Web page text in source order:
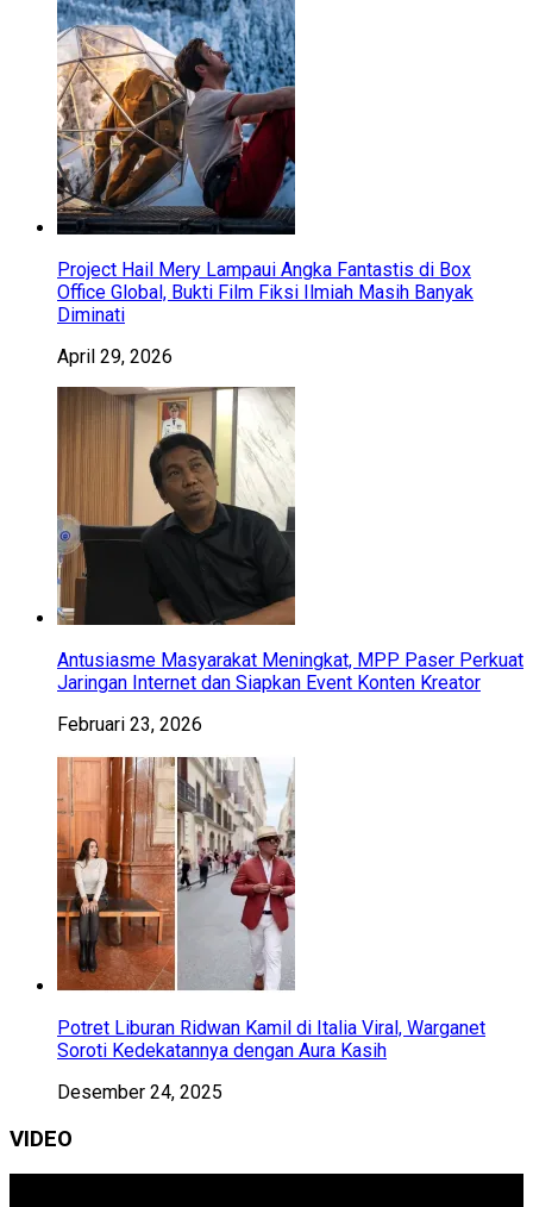
Project Hail Mery Lampaui Angka Fantastis di Box
Office Global, Bukti Film Fiksi Ilmiah Masih Banyak
Diminati
April 29, 2026
Antusiasme Masyarakat Meningkat, MPP Paser Perkuat
Jaringan Internet dan Siapkan Event Konten Kreator
Februari 23, 2026
Potret Liburan Ridwan Kamil di Italia Viral, Warganet
Soroti Kedekatannya dengan Aura Kasih
Desember 24, 2025
VIDEO